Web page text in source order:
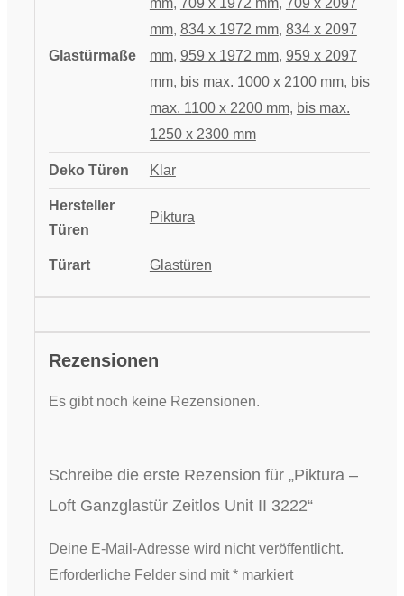
Glastürmaße
mm, 709 x 1972 mm, 709 x 2097
mm, 834 x 1972 mm, 834 x 2097
mm, 959 x 1972 mm, 959 x 2097
mm, bis max. 1000 x 2100 mm, bis
max. 1100 x 2200 mm, bis max.
1250 x 2300 mm
Deko Türen Klar
Hersteller
Türen
Piktura
Türart Glastüren
Rezensionen
Es gibt noch keine Rezensionen.
Schreibe die erste Rezension für „Piktura –
Loft Ganzglastür Zeitlos Unit II 3222“
Deine E-Mail-Adresse wird nicht veröffentlicht.
Erforderliche Felder sind mit*markiert